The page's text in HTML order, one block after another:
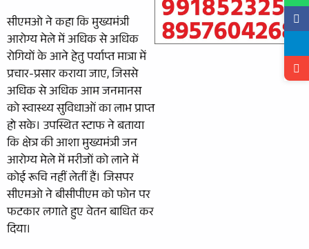
सीएमओ ने कहा कि मुख्यमंत्री
आरोग्य मेले में अधिक से अधिक
रोगियों के आने हेतु पर्याप्त मात्रा में
प्रचार-प्रसार कराया जाए, जिससे
अधिक से अधिक आम जनमानस
को स्वास्थ्य सुविधाओं का लाभ प्राप्त
हो सके। उपस्थित स्टाफ ने बताया
कि क्षेत्र की आशा मुख्यमंत्री जन
आरोग्य मेले में मरीजों को लाने में
कोई रूचि नहीं लेतीं हैं। जिसपर
सीएमओ ने बीसीपीएम को फोन पर
फटकार लगाते हुए वेतन बाधित कर
दिया।